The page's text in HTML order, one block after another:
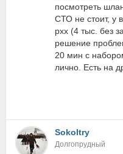
посмотреть
СТО не стоит, у
рхх (4 тыс. без
решение
20 мин с
лично. Есть на
Sokoltry
Долгопрудный